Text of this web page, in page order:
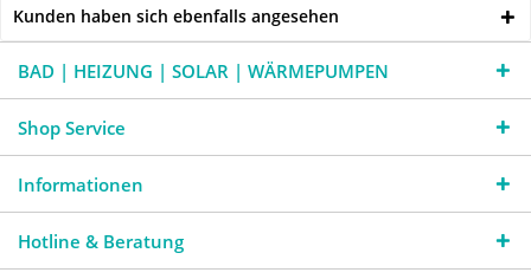
Kunden haben sich ebenfalls angesehen
BAD | HEIZUNG | SOLAR | WÄRMEPUMPEN
Shop Service
Informationen
Hotline & Beratung